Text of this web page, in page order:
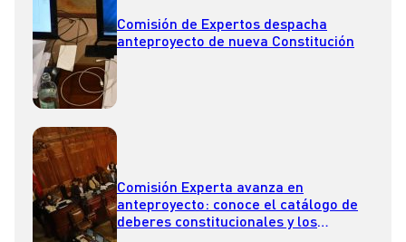
Comisión de Expertos despacha
anteproyecto de nueva Constitución
Comisión Experta avanza en
anteproyecto: conoce el catálogo de
deberes constitucionales y los